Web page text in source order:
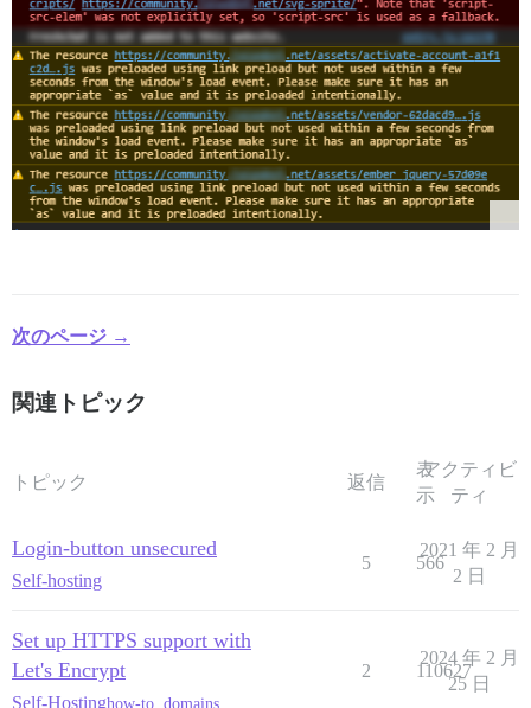
次のページ →
関連トピック
トピック 返信
表
示
アクティビ
ティ
Login-button unsecured
Self-hosting
5 566
2021 年 2 月
2 日
Set up HTTPS support with
Let's Encrypt
Self-Hostinghow-to domains
2 110627
2024 年 2 月
25 日